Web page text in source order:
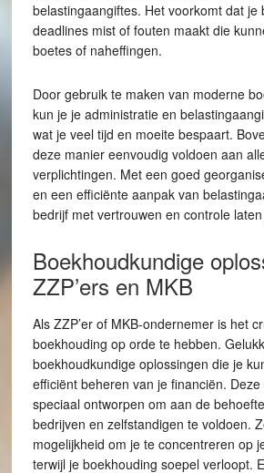
belastingaangiftes. Het voorkomt dat je
deadlines mist of fouten maakt die
boetes of naheffingen.
Door gebruik te maken van moderne
kun je je administratie en
wat je veel tijd en moeite bespaart.
deze manier eenvoudig voldoen aan
verplichtingen. Met een goed
en een efficiënte aanpak van
bedrijf met vertrouwen en controle
Boekhoudkundige
ZZP’ers en MKB
Als ZZP’er of MKB-ondernemer is het
boekhouding op orde te hebben.
boekhoudkundige oplossingen die je
efficiënt beheren van je financiën.
speciaal ontworpen om aan de
bedrijven en zelfstandigen te voldoen.
mogelijkheid om je te concentreren op
terwijl je boekhouding soepel verloopt.